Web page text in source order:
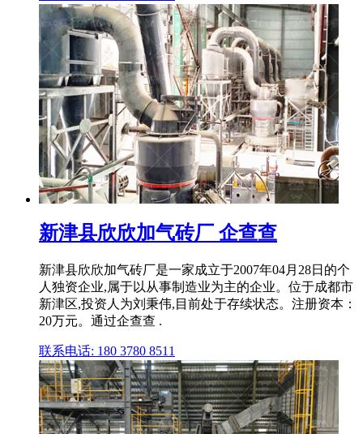
新津县欣欣加气砖厂 企查查
新津县欣欣加气砖厂是⼀家成⽴于2007年04月28日的个
人独资企业,属于以从事制造业为主的企业。位于成都市
新津区,投资人为刘秉伟,目前处于存续状态。注册资本：
20万元。通过企查查 .
联系电话: 180 3780 8511